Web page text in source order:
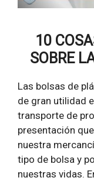
10
SOBRE
Las bolsas de
de gran utilidad
transporte de
presentación
nuestra
tipo de bolsa y
nuestras vidas.